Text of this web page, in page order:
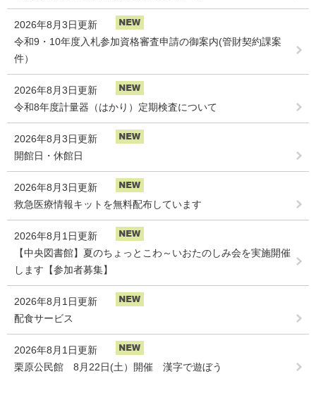
2026年8月3日更新
令和9・10年度入札参加資格審査申請の御案内(管財契約課案
件）
2026年8月3日更新
令和8年度計量器（はかり）定期検査について
2026年8月3日更新
開館日・休館日
2026年8月3日更新
救急医療情報キットを無料配布しています
2026年8月1日更新
【中央図書館】夏のちょっとこわ～いおたのしみ会を実施開催
します【参加者募集】
2026年8月1日更新
配食サービス
2026年8月1日更新
栗原公民館 8月22日(土）開催 漢字で遊ぼう